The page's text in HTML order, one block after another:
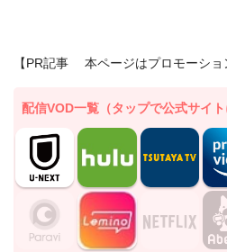
【PR記事 本ページはプロモーショ
配信VOD一覧（タップで公式サイト